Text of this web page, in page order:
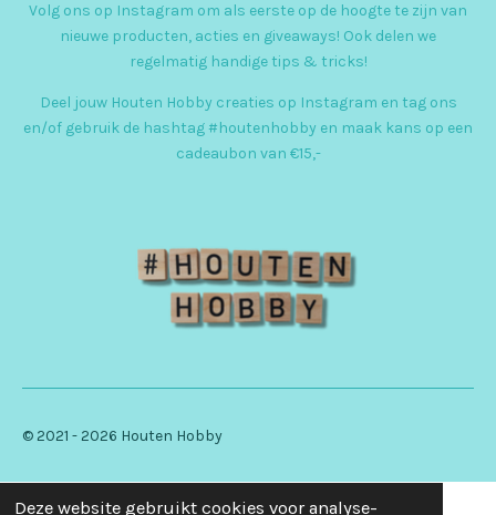
Deze website gebruikt cookies voor analyse-
t
a
g
r
a
Volg ons op Instagram om als eerste op de hoogte te zijn van
nieuwe producten, acties en giveaways! Ook delen we
regelmatig handige tips & tricks!
Deel jouw Houten Hobby creaties op Instagram en tag ons
en/of gebruik de hashtag #houtenhobby en maak kans op een
cadeaubon van €15,-
© 2021 - 2026 Houten Hobby